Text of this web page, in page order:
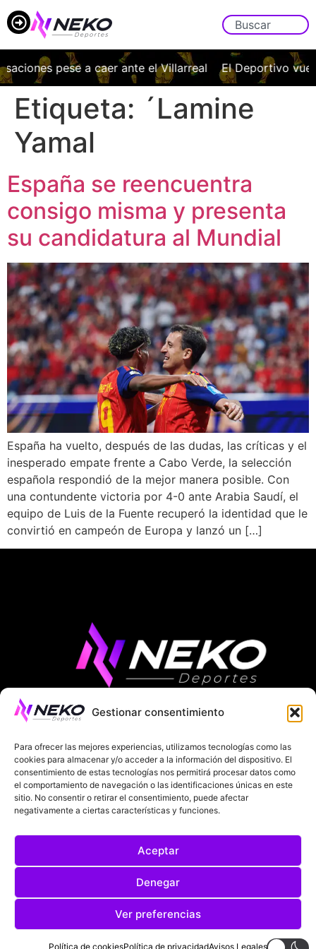
Gestionar consentimiento
Para ofrecer las mejores experiencias, utilizamos tecnologías como las
cookies para almacenar y/o acceder a la información del dispositivo. El
consentimiento de estas tecnologías nos permitirá procesar datos como
el comportamiento de navegación o las identificaciones únicas en este
sitio. No consentir o retirar el consentimiento, puede afectar
negativamente a ciertas características y funciones.
Aceptar
Denegar
Ver preferencias
Política de cookiesPolítica de privacidadAvisos Legales
pese a caer ante el Villarreal El Deportivo
Etiqueta: ´Lamine
Yamal
España se reencuentra
consigo misma y presenta
su candidatura al Mundial
España ha vuelto, después de las dudas, las críticas y el
inesperado empate frente a Cabo Verde, la selección
española respondió de la mejor manera posible. Con
una contundente victoria por 4-0 ante Arabia Saudí, el
equipo de Luis de la Fuente recuperó la identidad que le
convirtió en campeón de Europa y lanzó un […]
ÚLTIMAS NOTICIAS COMPETICIONES EUROPEAS
LA LIGA MUNDIAL 2026 FÚTBOL INTERNACIONAL
SOBRE NOSOTROS
POLÍTICA DE PRIVACIDAD
POLÍTICA DE COOKIES